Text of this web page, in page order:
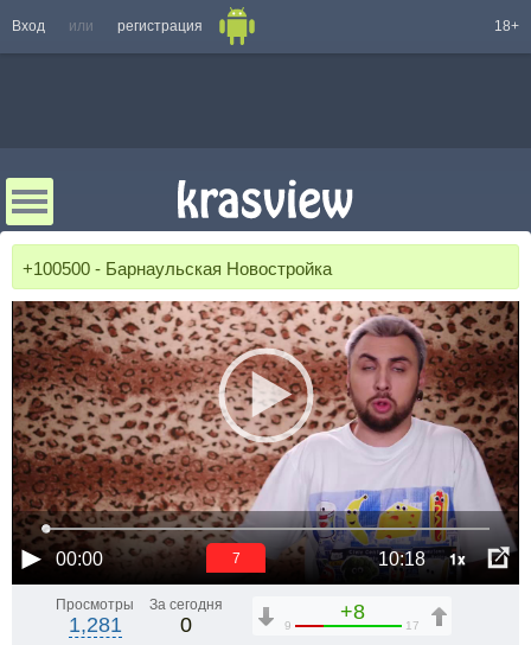
Вход или регистрация 18+
+100500 - Барнаульская Новостройка
00:00 10:18 1x
6
Просмотры
1,281
За сегодня
0
+8
9 17